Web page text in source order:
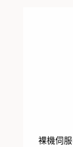
裸機伺